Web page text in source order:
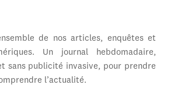
de nos articles, enquêtes et
Un journal hebdomadaire,
sans publicité invasive, pour prendre
l’actualité.